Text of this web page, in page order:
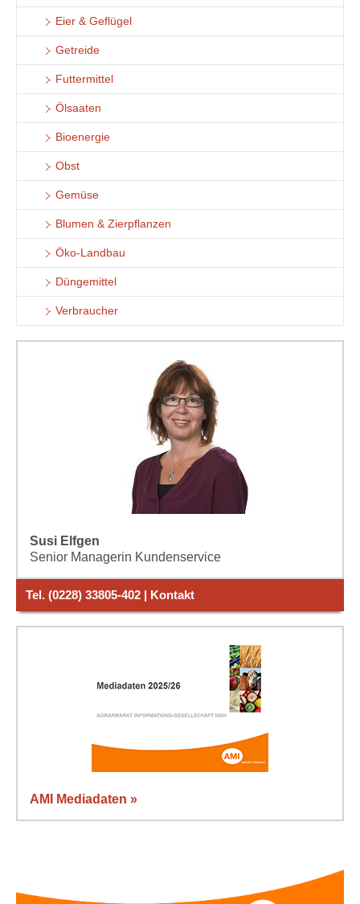
Eier & Geflügel
Getreide
Futtermittel
Ölsaaten
Bioenergie
Obst
Gemüse
Blumen & Zierpflanzen
Öko-Landbau
Düngemittel
Verbraucher
Susi Elfgen
Senior Managerin Kundenservice
Tel. (0228) 33805-402 | Kontakt
AMI Mediadaten »